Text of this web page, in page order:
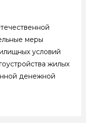
меры
условий
жилых
денежной